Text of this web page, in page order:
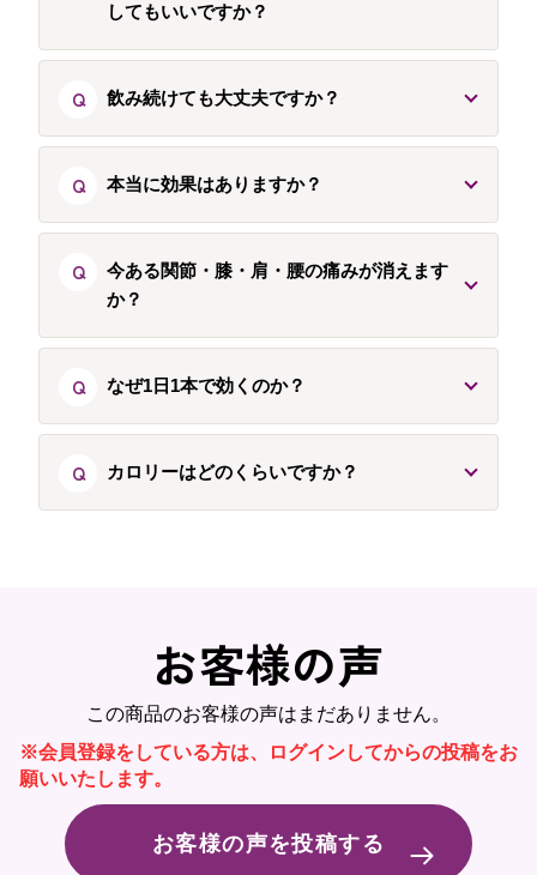
してもいいですか？
Q 飲み続けても大丈夫ですか？
Q 本当に効果はありますか？
Q
今ある関節・膝・肩・腰の痛みが消えます
か？
Q なぜ1日1本で効くのか？
Q カロリーはどのくらいですか？
お客様の声
この商品のお客様の声はまだありません。
※会員登録をしている方は、ログインしてからの投稿をお
願いいたします。
お客様の声を投稿する